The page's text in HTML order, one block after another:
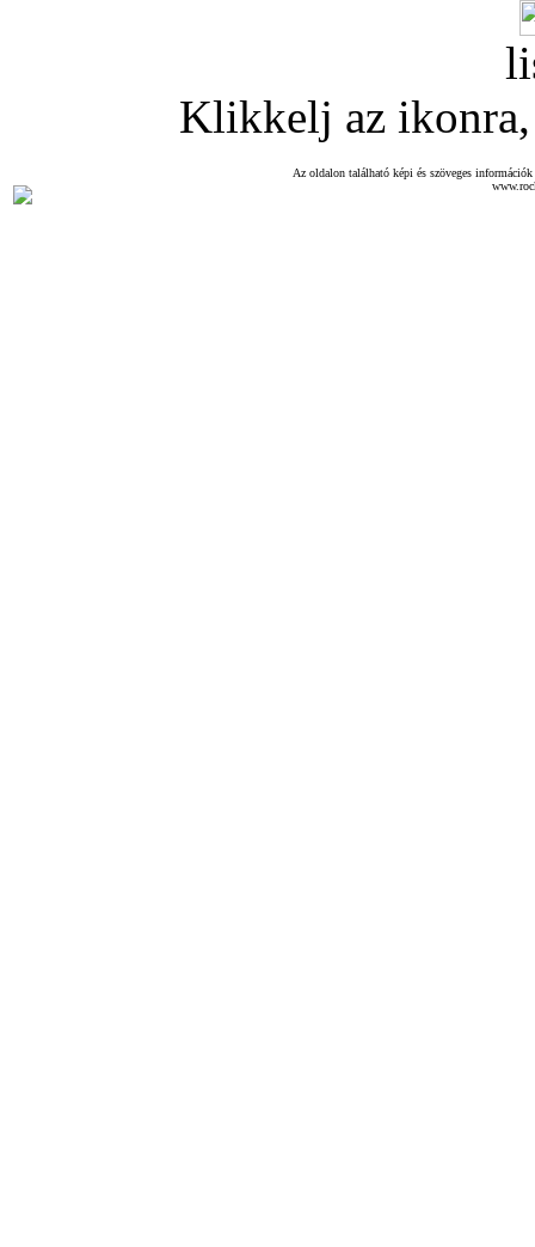
Klikkelj az ikonra,
Az oldalon található képi és szöveges információk